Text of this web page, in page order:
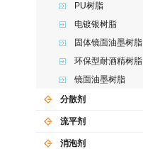
PU树脂
电镀银树脂
固体镜面油墨树脂
环保型耐酒精树脂
镜面油墨树脂
分散剂
流平剂
消泡剂